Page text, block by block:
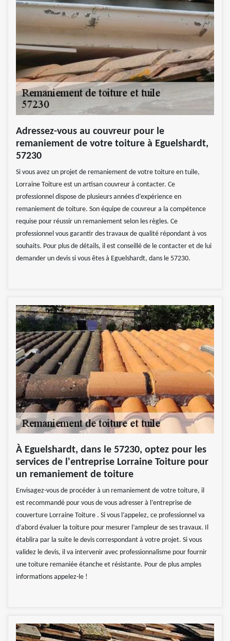
Adressez-vous au couvreur pour le
remaniement de votre toiture à Eguelshardt,
57230
Si vous avez un projet de remaniement de votre toiture en tuile,
Lorraine Toiture est un artisan couvreur à contacter. Ce
professionnel dispose de plusieurs années d’expérience en
remaniement de toiture. Son équipe de couvreur a la compétence
requise pour réussir un remaniement selon les règles. Ce
professionnel vous garantir des travaux de qualité répondant à vos
souhaits. Pour plus de détails, il est conseillé de le contacter et de lui
demander un devis si vous êtes à Eguelshardt, dans le 57230.
À Eguelshardt, dans le 57230, optez pour les
services de l'entreprise Lorraine Toiture pour
un remaniement de toiture
Envisagez-vous de procéder à un remaniement de votre toiture, il
est recommandé pour vous de vous adresser à l’entreprise de
couverture Lorraine Toiture . Si vous l’appelez, ce professionnel va
d’abord évaluer la toiture pour mesurer l’ampleur de ses travaux. Il
établira par la suite le devis correspondant à votre projet. Si vous
validez le devis, il va intervenir avec professionnalisme pour fournir
une toiture remaniée étanche et résistante. Pour de plus amples
informations appelez-le !